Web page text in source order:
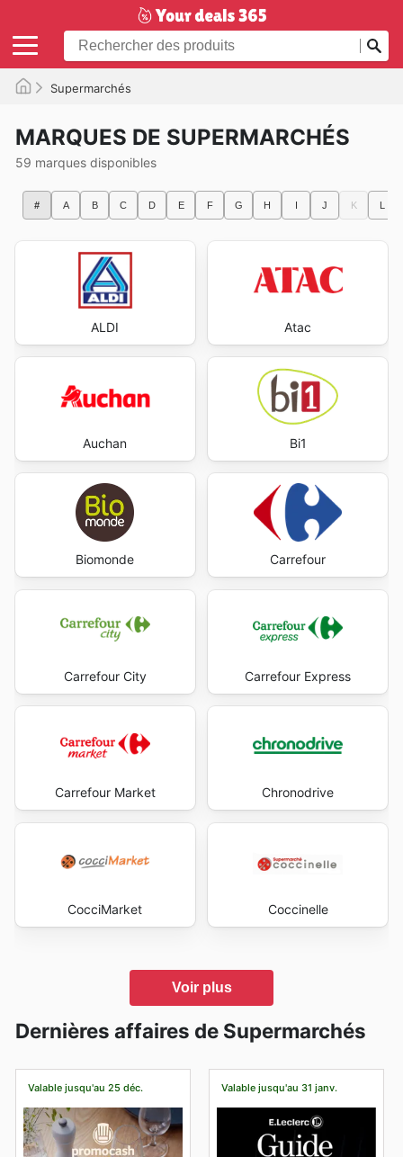
Supermarchés
MARQUES DE SUPERMARCHÉS
59 marques disponibles
# A B C D E F G H I J K L
ALDI Atac
Auchan Bi1
Biomonde Carrefour
Carrefour City Carrefour Express
Carrefour Market Chronodrive
CocciMarket Coccinelle
Voir plus
Dernières affaires de Supermarchés
Valable jusqu'au 25 déc. Valable jusqu'au 31 janv.